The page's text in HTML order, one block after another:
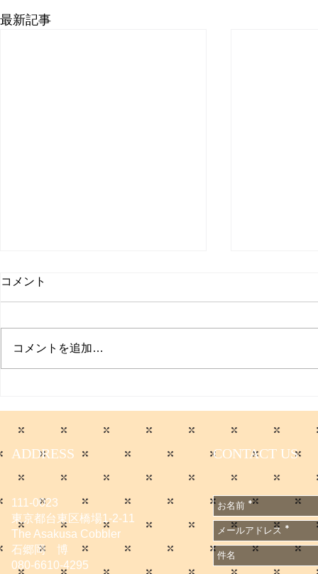
最新記事
プクイチ
コメント
コメントを追加…
ADDRESS CONTACT US
111-0023
東京都台東区橋場1-2-11
The Asakusa Cobbler
石郷岡 博
080-6610-4295